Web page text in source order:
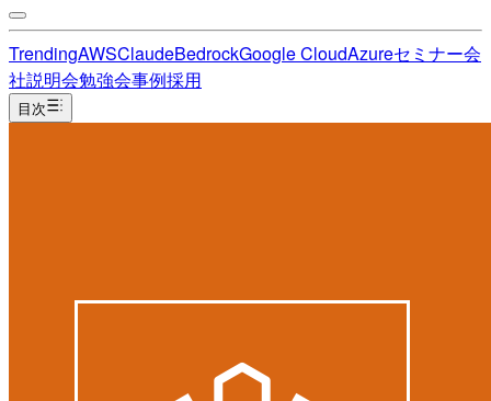
TrendingAWSClaudeBedrockGoogle CloudAzureセミナー会
社説明会勉強会事例採用
目次